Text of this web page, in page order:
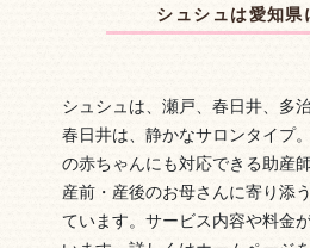
シュシュは愛知県
シュシュは、瀬戸、春日井、多
春日井は、静かなサロンタイプ
の赤ちゃんにも対応できる助産
産前・産後のお母さんに寄り添
ています。サービス内容や料金